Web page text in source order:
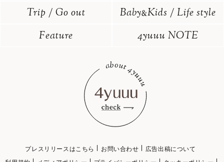
Trip / Go out
Baby&Kids / Life style
Feature
4yuuu NOTE
プレスリリースはこちら お問い合わせ
広告出稿について